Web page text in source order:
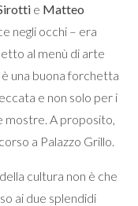
e Matteo
negli occhi – era
al menù di arte
una buona forchetta
e non solo per i
mostre. A proposito,
a Palazzo Grillo.
cultura non è che
ai due splendidi